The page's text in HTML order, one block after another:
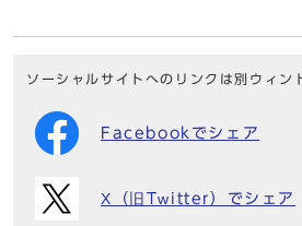
ソーシャルサイトへのリンクは別ウィン
Facebookでシェア
X（旧Twitter）でシェア